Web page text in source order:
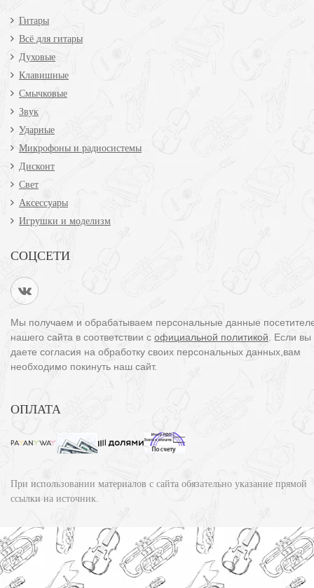
Гитары
Всё для гитары
Духовые
Клавишные
Смычковые
Звук
Ударные
Микрофоны и радиосистемы
Дисконт
Свет
Аксессуары
Игрушки и моделизм
СОЦСЕТИ
Мы получаем и обрабатываем персональные данные
нашего сайта в соответствии с официальной политикой . Если
даете согласия на обработку своих персональных данных,вам
необходимо покинуть наш сайт.
ОПЛАТА
При использовании материалов с сайта обязательно указание прямой
ссылки на источник.